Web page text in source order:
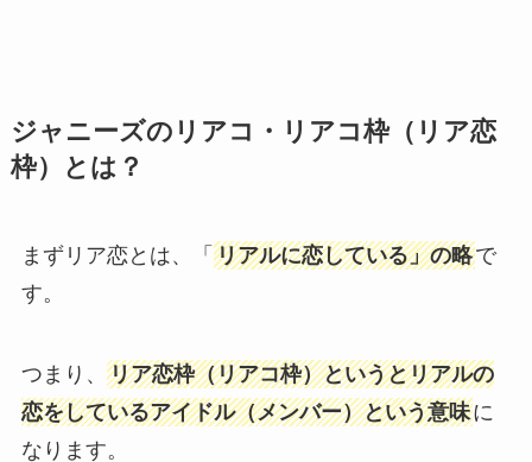
ジャニーズのリアコ・リアコ枠（リア恋
枠）とは？
まずリア恋とは、「 リアルに恋している」の略で
す。
つまり、 リア恋枠（リアコ枠）というとリアルの
恋をしているアイドル（メンバー）という意味に
なります。